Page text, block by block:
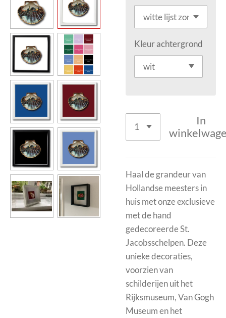
Kleur achtergrond
In
Haal de grandeur van
Hollandse meesters in
huis met onze exclusieve
met de hand
gedecoreerde St.
Jacobsschelpen. Deze
unieke decoraties,
voorzien van
schilderijen uit het
Rijksmuseum, Van Gogh
Museum en het